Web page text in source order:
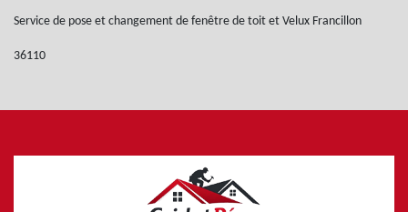
Service de pose et changement de fenêtre de toit et Velux Francillon
36110